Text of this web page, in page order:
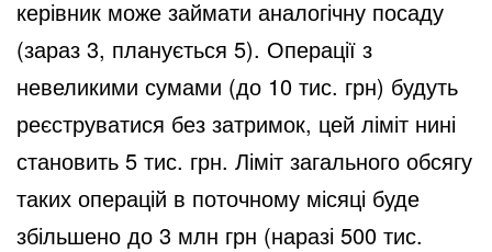
керівник може займати аналогічну посаду
(зараз 3, планується 5). Операції з
невеликими сумами (до 10 тис. грн) будуть
реєструватися без затримок, цей ліміт нині
становить 5 тис. грн. Ліміт загального обсягу
таких операцій в поточному місяці буде
збільшено до 3 млн грн (наразі 500 тис.